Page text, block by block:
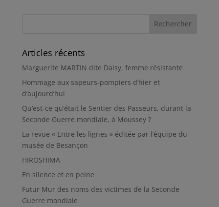
Articles récents
Marguerite MARTIN dite Daisy, femme résistante
Hommage aux sapeurs-pompiers d’hier et
d’aujourd’hui
Qu’est-ce qu’était le Sentier des Passeurs, durant la
Seconde Guerre mondiale, à Moussey ?
La revue « Entre les lignes » éditée par l’équipe du
musée de Besançon
HIROSHIMA
En silence et en peine
Futur Mur des noms des victimes de la Seconde
Guerre mondiale